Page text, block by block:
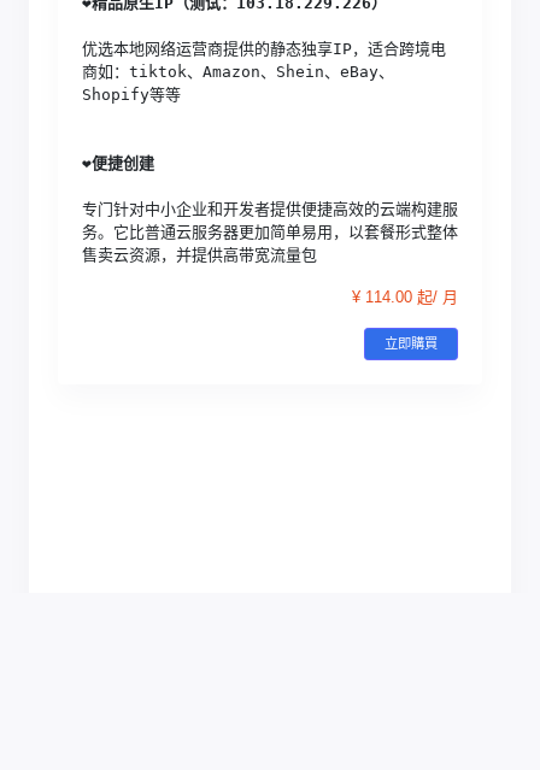
优选本地网络运营商提供的静态独享IP，适合跨境电
商如：tiktok、Amazon、Shein、eBay、
Shopify等等
❤️便捷创建
专门针对中小企业和开发者提供便捷高效的云端构建服
务。它比普通云服务器更加简单易用，以套餐形式整体
售卖云资源，并提供高带宽流量包
¥ 114.00 起/ 月
立即購買